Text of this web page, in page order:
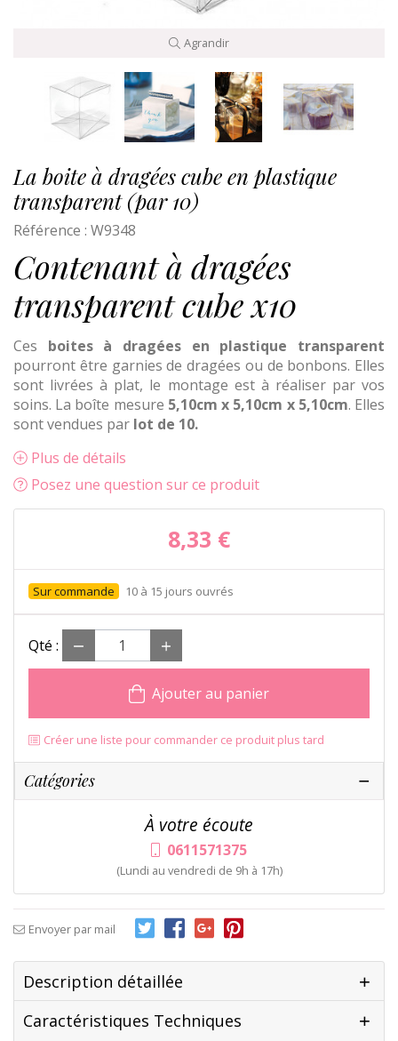
Agrandir
La boite à dragées cube en plastique
transparent (par 10)
Référence : W9348
Contenant à dragées
transparent cube x10
Ces boites à dragées en plastique transparent
pourront être garnies de dragées ou de bonbons. Elles
sont livrées à plat, le montage est à réaliser par vos
soins. La boîte mesure 5,10cm x 5,10cm x 5,10cm. Elles
sont vendues par lot de 10.
Plus de détails
Posez une question sur ce produit
8,33 €
10 à 15 jours ouvrés
Qté :
Ajouter au panier
Créer une liste pour commander ce produit plus tard
Catégories
À votre écoute
0611571375
(Lundi au vendredi de 9h à 17h)
Envoyer par mail
Description détaillée
Caractéristiques Techniques